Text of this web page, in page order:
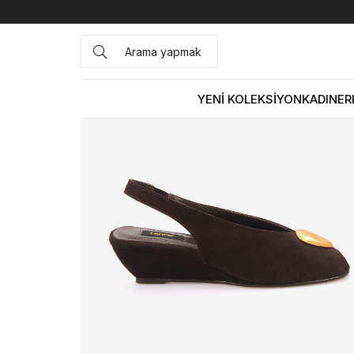
YENİ KOLEKSİYONKADIN
Anasayfa KADIN AYAKKABI Sandalet Kemal Tanca